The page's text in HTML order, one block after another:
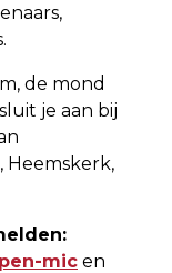
de mond
je aan bij
Heemskerk,
mic en